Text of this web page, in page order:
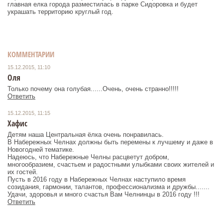
главная елка города разместилась в парке Сидоровка и будет
украшать территорию круглый год.
КОММЕНТАРИИ
15.12.2015, 11:10
Оля
Только почему она голубая......Очень, очень странно!!!!!
Ответить
15.12.2015, 11:15
Хафис
Детям наша Центральная ёлка очень понравилась.
В Набережных Челнах должны быть перемены к лучшему и даже в
Новогодней тематике.
Надеюсь, что Набережные Челны расцветут добром,
многообразием, счастьем и радостными улыбками своих жителей и
их гостей.
Пусть в 2016 году в Набережных Челнах наступило время
созидания, гармонии, талантов, профессионализма и дружбы.......
Удачи, здоровья и много счастья Вам Челнинцы в 2016 году !!!
Ответить